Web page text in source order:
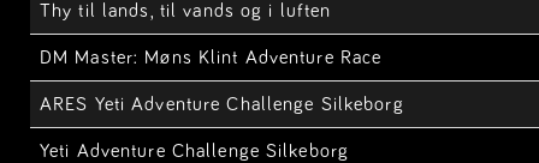
Thy til lands, til vands og i luften
DM Master: Møns Klint Adventure Race
ARES Yeti Adventure Challenge Silkeborg
Yeti Adventure Challenge Silkeborg